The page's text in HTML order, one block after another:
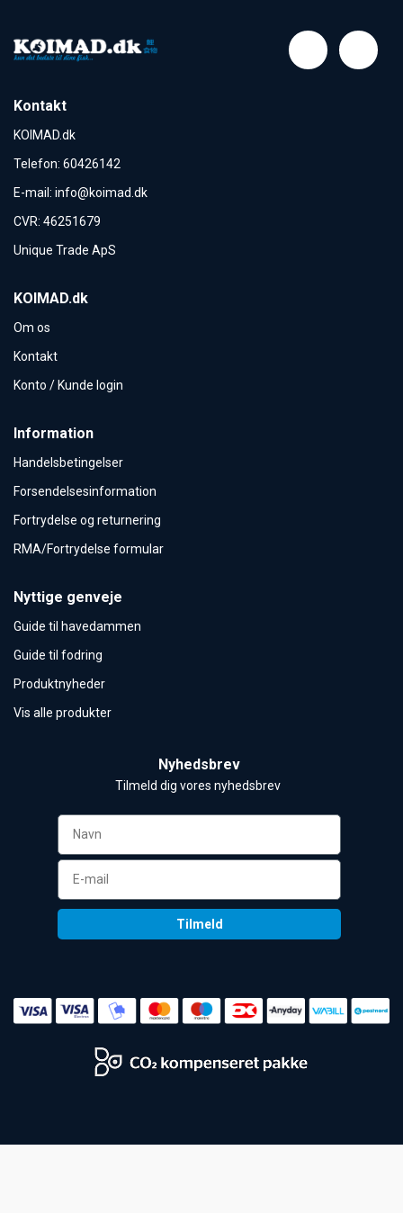
Kontakt
KOIMAD.dk
Telefon: 60426142
E-mail : info@koimad.dk
CVR: 46251679
Unique Trade ApS
KOIMAD.dk
Om os
Kontakt
Konto / Kunde login
Information
Handelsbetingelser
Forsendelsesinformation
Fortrydelse og returnering
RMA/Fortrydelse formular
Nyttige genveje
Guide til havedammen
Guide til fodring
Produktnyheder
Vis alle produkter
Nyhedsbrev
Tilmeld dig vores nyhedsbrev
Tilmeld